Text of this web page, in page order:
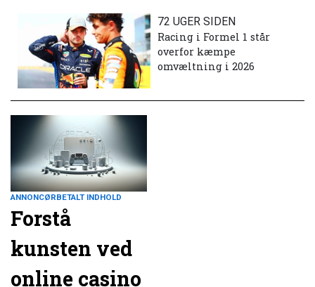
72 UGER SIDEN
Racing i Formel 1 står
overfor kæmpe
omvæltning i 2026
ANNONCØRBETALT INDHOLD
Forstå
kunsten ved
online casino